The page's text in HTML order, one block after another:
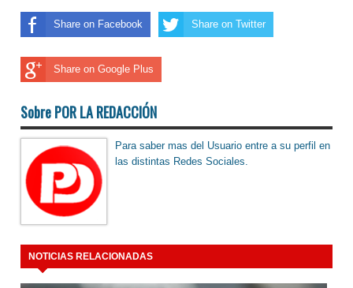
Share on Facebook Share on Twitter
Share on Google Plus
Sobre POR LA REDACCIÓN
Para saber mas del Usuario entre a su perfil en
las distintas Redes Sociales.
NOTICIAS RELACIONADAS